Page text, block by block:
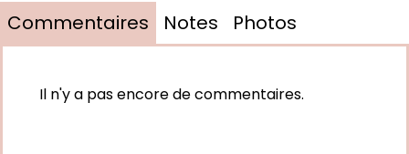
Commentaires Notes Photos
Il n'y a pas encore de commentaires.